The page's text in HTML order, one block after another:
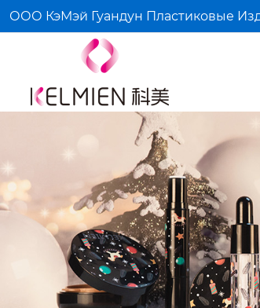
ООО КэМэй Гуандун Пластиковые